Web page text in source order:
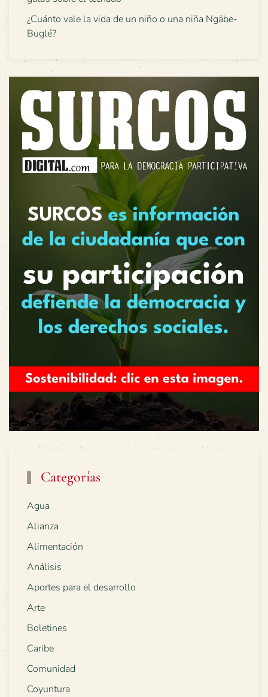
¿Cuánto vale la vida de un niño o una niña Ngäbe-
Buglé?
Categorías
Agua
Alianza
Alimentación
Análisis
Aportes para el desarrollo
Arte
Boletines
Caribe
Comunidad
Coyuntura